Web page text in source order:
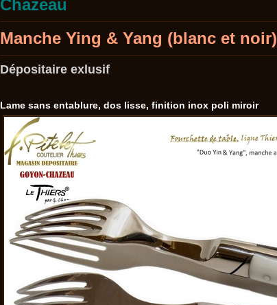
Chazeau
Manche Ying & Yang (blanc et noir)
Dépositaire exlusif
Lame sans entablure, dos lisse, finition inox poli miroir